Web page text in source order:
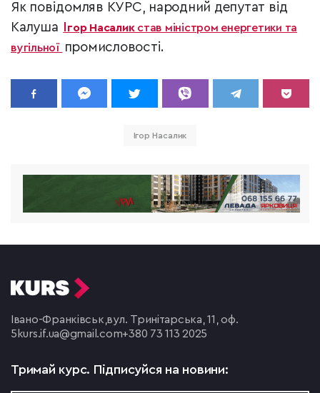
Як повідомляв КУРС, народний депутат від
Калуша
гор Насалик став міністром енергетики та
вугільної промисловості.
Ігор Насалик
Івано-Франківськ,вул. Тринітарська, 11, оф.
5 kurs.if.ua@gmail.com+380 73 113 2025
Тримай курс. Підписуйся на новини: